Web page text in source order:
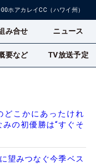
ホアカレイCC（ハワイ州）
み合せ ニュース
要など TV放送予定
どこかにあったけれ
の初優勝は“すぐそ
望みつなぐ今季ベス